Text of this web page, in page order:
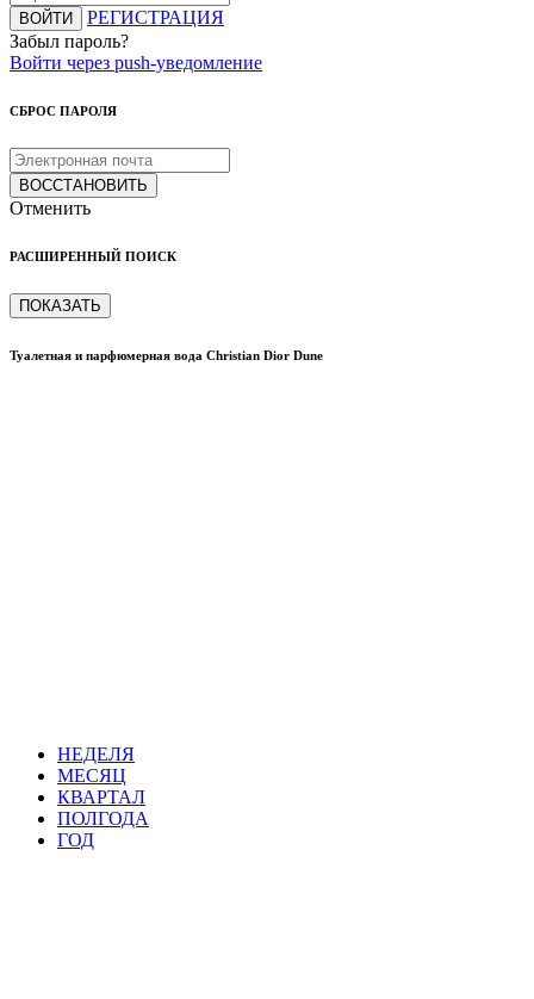
ВОЙТИ
РЕГИСТРАЦИЯ
Забыл пароль?
Войти через push-уведомление
СБРОС ПАРОЛЯ
ВОССТАНОВИТЬ
Отменить
РАСШИРЕННЫЙ ПОИСК
ПОКАЗАТЬ
Туалетная и парфюмерная вода Christian Dior Dune
НЕДЕЛЯ
МЕСЯЦ
КВАРТАЛ
ПОЛГОДА
ГОД